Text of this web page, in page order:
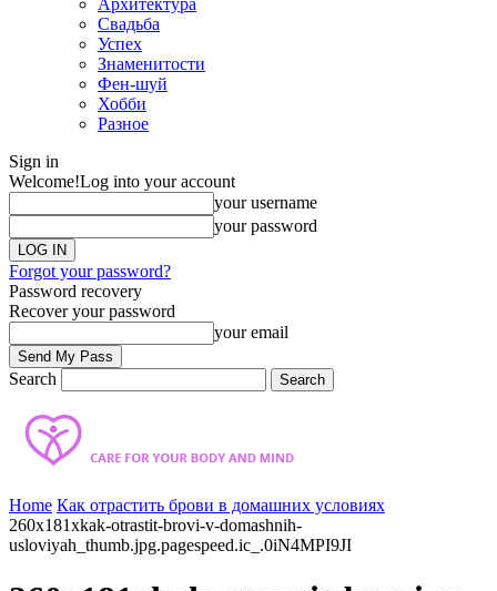
Архитектура
Свадьба
Успех
Знаменитости
Фен-шуй
Хобби
Разное
Sign in
Welcome!Log into your account
your username
your password
Forgot your password?
Password recovery
Recover your password
your email
Search
Home Как отрастить брови в домашних условиях
260x181xkak-otrastit-brovi-v-domashnih-
usloviyah_thumb.jpg.pagespeed.ic_.0iN4MPI9JI